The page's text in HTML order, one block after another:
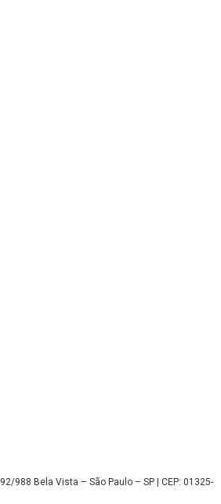
988 Bela Vista – São Paulo – SP | CEP: 01325-